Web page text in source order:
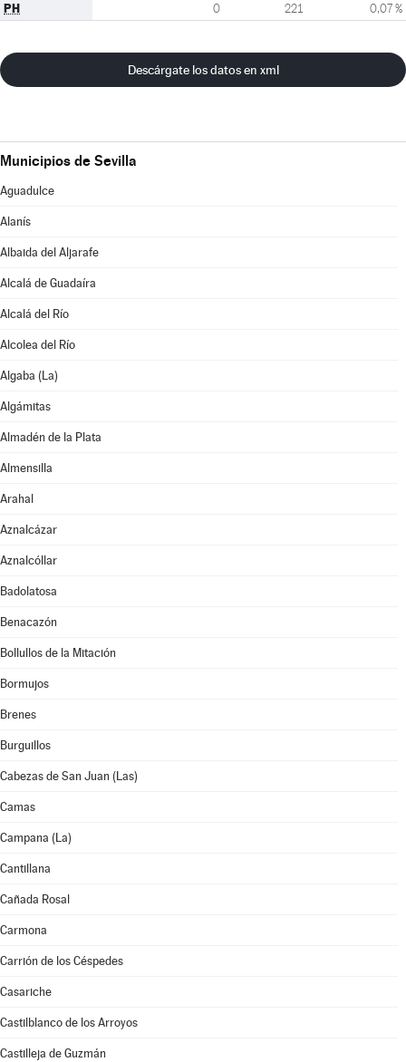
PH 0 221 0,07 %
Descárgate los datos en xml
Municipios de Sevilla
Aguadulce
Alanís
Albaida del Aljarafe
Alcalá de Guadaíra
Alcalá del Río
Alcolea del Río
Algaba (La)
Algámitas
Almadén de la Plata
Almensilla
Arahal
Aznalcázar
Aznalcóllar
Badolatosa
Benacazón
Bollullos de la Mitación
Bormujos
Brenes
Burguillos
Cabezas de San Juan (Las)
Camas
Campana (La)
Cantillana
Cañada Rosal
Carmona
Carrión de los Céspedes
Casariche
Castilblanco de los Arroyos
Castilleja de Guzmán